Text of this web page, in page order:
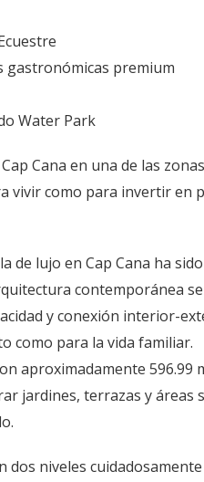
gastronómicas premium
Water Park
Cana en una de las
vivir como para invertir en
de lujo en Cap Cana ha
contemporánea
y conexión interior-
como para la vida familiar.
aproximadamente 596.99
jardines, terrazas y áreas
dos niveles